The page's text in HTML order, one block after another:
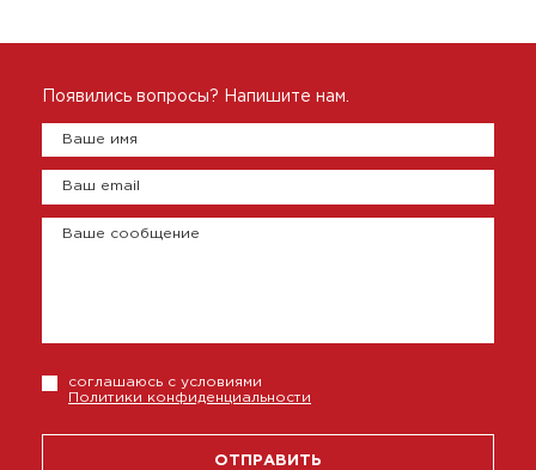
Появились вопросы? Напишите нам.
Ваше имя
Ваш email
Ваше сообщение
соглашаюсь с условиями
Политики конфиденциальности
ОТПРАВИТЬ